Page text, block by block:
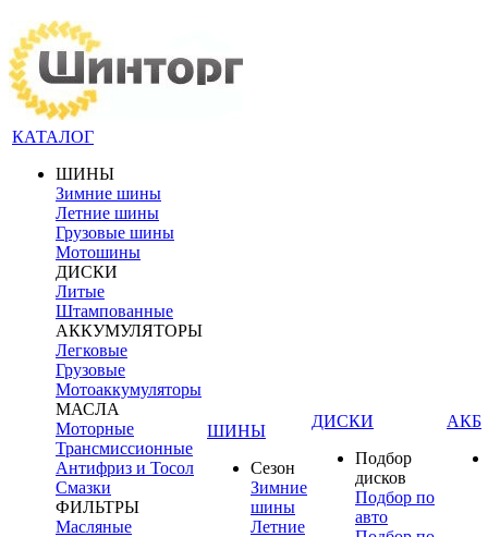
КАТАЛОГ
ШИНЫ
Зимние шины
Летние шины
Грузовые шины
Мотошины
ДИСКИ
Литые
Штампованные
АККУМУЛЯТОРЫ
Легковые
Грузовые
Мотоаккумуляторы
МАСЛА
Моторные
Трансмиссионные
Антифриз и Тосол
Смазки
ФИЛЬТРЫ
Масляные
ШИНЫ
Сезон
Зимние
шины
Летние
ДИСКИ
Подбор
дисков
Подбор по
авто
АКБ